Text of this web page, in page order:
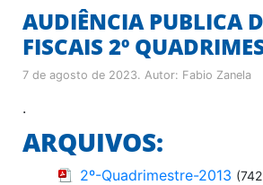
AUDIÊNCIA PUBLICA
FISCAIS 2º
7 de agosto de 2023. Autor: Fabio Zanela
.
ARQUIVOS:
2º-Quadrimestre-2013